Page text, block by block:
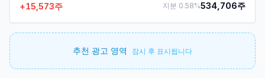
+15,573주
지분 0.58%534,706주
추천 광고 영역 잠시 후 표시됩니다